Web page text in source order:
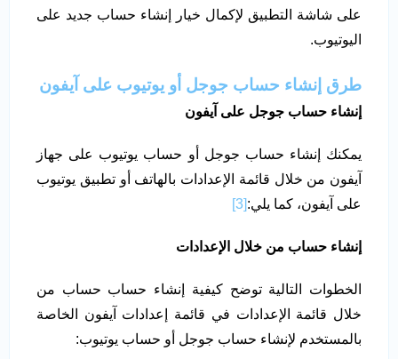
على شاشة التطبيق لإكمال خيار إنشاء حساب جديد على
اليوتيوب.
طرق إنشاء حساب جوجل أو يوتيوب على آيفون
إنشاء حساب جوجل على آيفون
يمكنك إنشاء حساب جوجل أو حساب يوتيوب على جهاز
آيفون من خلال قائمة الإعدادات بالهاتف أو تطبيق يوتيوب
على آيفون، كما يلي:[3]
إنشاء حساب من خلال الإعدادات
الخطوات التالية توضح كيفية إنشاء حساب حساب من
خلال قائمة الإعدادات في قائمة إعدادات آيفون الخاصة
بالمستخدم لإنشاء حساب جوجل أو حساب يوتيوب: